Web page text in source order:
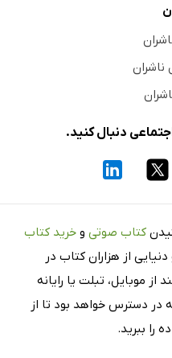
ناشران
دنبال کنید.
کتاب صوتی و خرید کتاب
از هزاران کتاب در
از موبایل، تبلت یا رایانه
در دسترس خواهد بود تا از
را ببرید.